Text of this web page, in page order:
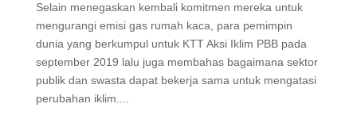
Selain menegaskan kembali komitmen mereka untuk
mengurangi emisi gas rumah kaca, para pemimpin
dunia yang berkumpul untuk KTT Aksi Iklim PBB pada
september 2019 lalu juga membahas bagaimana sektor
publik dan swasta dapat bekerja sama untuk mengatasi
perubahan iklim....